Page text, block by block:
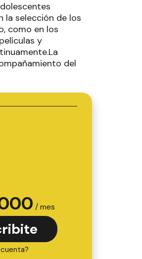
la selección de los
como en los
y
del
/ mes